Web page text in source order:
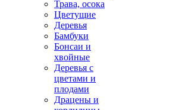
Трава, осока
Цветущие
Деревья
Бамбуки
Бонсаи и
хвойные
Деревья с
цветами и
плодами
Драцены и